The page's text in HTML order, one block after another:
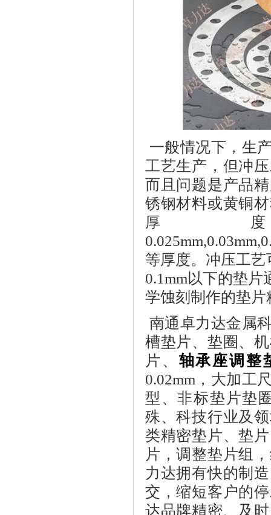
一般情况下， 生
工艺生产，但冲
而且问题是产品
锈钢材料或黄铜
厚
等厚度。 冲压工艺
0.1mm以下的垫
学蚀刻制作的垫
南通卓力达金属
槽垫片、垫圈、
片、 轴承座调整
0.02mm，大加工
型、非标垫片垫
殊、科技行业及
类精密垫片、垫片
片，调整垫片组
力达拥有快的制
交，缩短客户的
达品牌精密、及